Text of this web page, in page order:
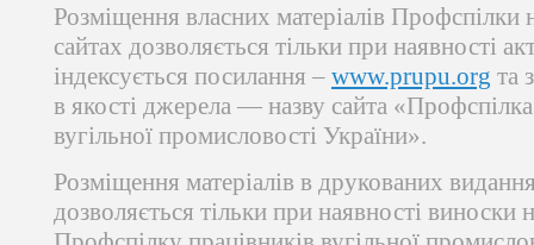
Розміщення власних матеріалів Профспілки
сайтах дозволяється тільки при наявності
індексується посилання – www.prupu.org та
в якості джерела — назву сайта «Профспілка
вугільної промисловості України».
Розміщення матеріалів в друкованих
дозволяється тільки при наявності виноски